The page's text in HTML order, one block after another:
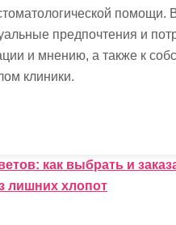
помощи.
предпочтения и
и мнению, а также к
клиники.
как выбрать и
лишних хлопот